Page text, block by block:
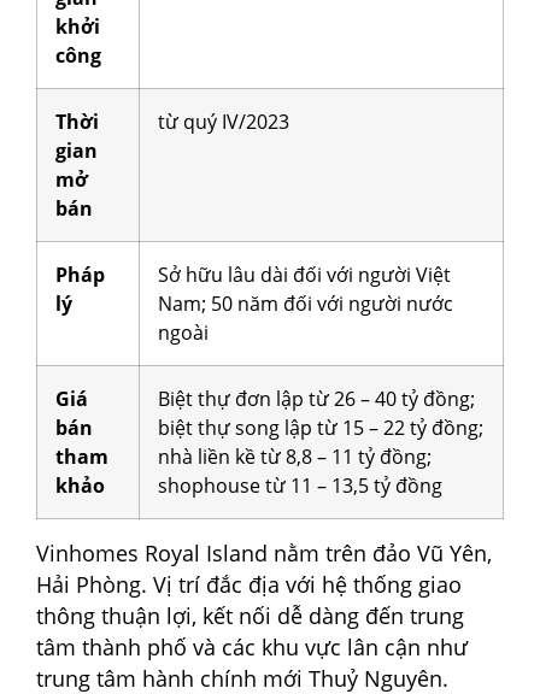
khởi
công
Thời
gian
mở
bán
từ quý IV/2023
Pháp
lý
Sở hữu lâu dài đối với người Việt
Nam; 50 năm đối với người nước
ngoài
Giá
bán
tham
khảo
Biệt thự đơn lập từ 26 – 40 tỷ đồng;
biệt thự song lập từ 15 – 22 tỷ đồng;
nhà liền kề từ 8,8 – 11 tỷ đồng;
shophouse từ 11 – 13,5 tỷ đồng
Vinhomes Royal Island nằm trên đảo Vũ Yên,
Hải Phòng. Vị trí đắc địa với hệ thống giao
thông thuận lợi, kết nối dễ dàng đến trung
tâm thành phố và các khu vực lân cận như
trung tâm hành chính mới Thuỷ Nguyên.